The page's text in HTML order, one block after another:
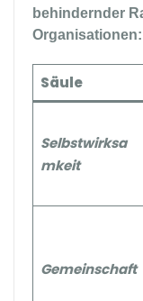
behindernder
Organisationen:
Säule
Selbstwirksa
mkeit
Gemeinschaft